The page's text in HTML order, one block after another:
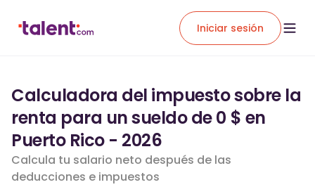
Iniciar sesión
Calculadora del impuesto sobre la
renta para un sueldo de 0 $ en
Puerto Rico - 2026
Calcula tu salario neto después de las
deducciones e impuestos